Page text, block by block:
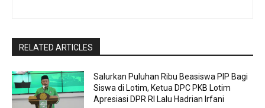
RELATED ARTICLES
Salurkan Puluhan Ribu Beasiswa PIP Bagi
Siswa di Lotim, Ketua DPC PKB Lotim
Apresiasi DPR RI Lalu Hadrian Irfani